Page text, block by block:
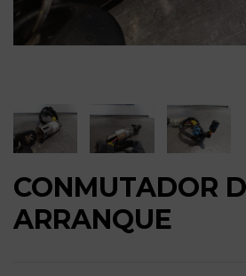
CONMUTADOR
ARRANQUE